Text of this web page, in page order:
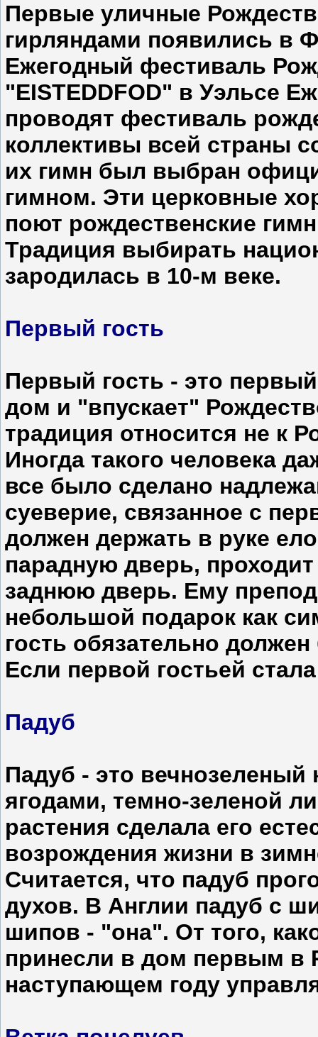
Первые уличные
гирляндами появились в
Ежегодный фестиваль
"EISTEDDFOD" в Уэльсе
проводят фестиваль
коллективы всей страны
их гимн был выбран
гимном. Эти церковные
поют рождественские
Традиция выбирать
зародилась в 10-м веке.
Первый гость
Первый гость - это
дом и "впускает"
традиция относится не к
Иногда такого человека
все было сделано
суеверие, связанное с
должен держать в руке
парадную дверь,
заднюю дверь. Ему
небольшой подарок как
гость обязательно
Если первой гостьей
Падуб
Падуб - это
ягодами, темно-зеленой
растения сделала его
возрождения жизни в
Считается, что падуб
духов. В Англии падуб с
шипов - "она". От того,
принесли в дом первым в
наступающем году